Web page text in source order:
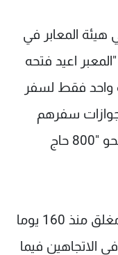
المعابر في
اعيد فتحه
واحد فقط لسفر
وصول جوازات سفرهم
وعليها فيز السعودية". واوضح ان نحو "800 حاج
وتقول وزارة الداخلية ان معبر رفح مغلق منذ 160 يوما
الاتجاهين فيما